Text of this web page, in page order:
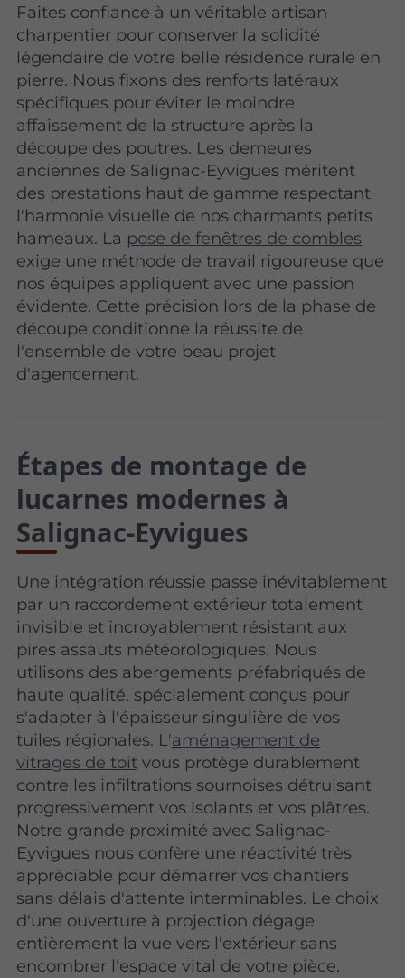
Faites confiance à un véritable artisan
charpentier pour conserver la solidité
légendaire de votre belle résidence rurale en
pierre. Nous fixons des renforts latéraux
spécifiques pour éviter le moindre
affaissement de la structure après la
découpe des poutres. Les demeures
anciennes de Salignac-Eyvigues méritent
des prestations haut de gamme respectant
l'harmonie visuelle de nos charmants petits
hameaux. La pose de fenêtres de combles
exige une méthode de travail rigoureuse que
nos équipes appliquent avec une passion
évidente. Cette précision lors de la phase de
découpe conditionne la réussite de
l'ensemble de votre beau projet
d'agencement.
Étapes de montage de
lucarnes modernes à
Salignac-Eyvigues
Une intégration réussie passe inévitablement
par un raccordement extérieur totalement
invisible et incroyablement résistant aux
pires assauts météorologiques. Nous
utilisons des abergements préfabriqués de
haute qualité, spécialement conçus pour
s'adapter à l'épaisseur singulière de vos
tuiles régionales. L'aménagement de
vitrages de toit vous protège durablement
contre les infiltrations sournoises détruisant
progressivement vos isolants et vos plâtres.
Notre grande proximité avec Salignac-
Eyvigues nous confère une réactivité très
appréciable pour démarrer vos chantiers
sans délais d'attente interminables. Le choix
d'une ouverture à projection dégage
entièrement la vue vers l'extérieur sans
encombrer l'espace vital de votre pièce.